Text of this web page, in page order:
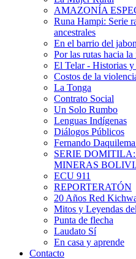
AMAZONÍA
Runa Hampi: Serie
ancestrales
En el barrio del
Por las rutas hacia la
El Telar - Historias
Costos de la
La Tonga
Contrato Social
Un Solo Rumbo
Lenguas Indígenas
Diálogos Públicos
Fernando
SERIE
MINERAS
ECU 911
REPORTERATÓN
20 Años Red
Mitos y Leyendas
Punta de flecha
Laudato Sí
En casa y aprende
Contacto